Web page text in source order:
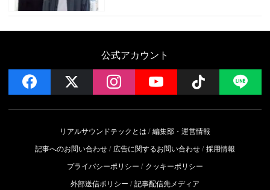
公式アカウント
facebook instagramYouTube Follow
リアルサウンドテックとは
編集部・運営情報
記事へのお問い合わせ
広告に関するお問い合わせ 採用情報
プライバシーポリシー
クッキーポリシー
外部送信ポリシー
記事配信先メディア